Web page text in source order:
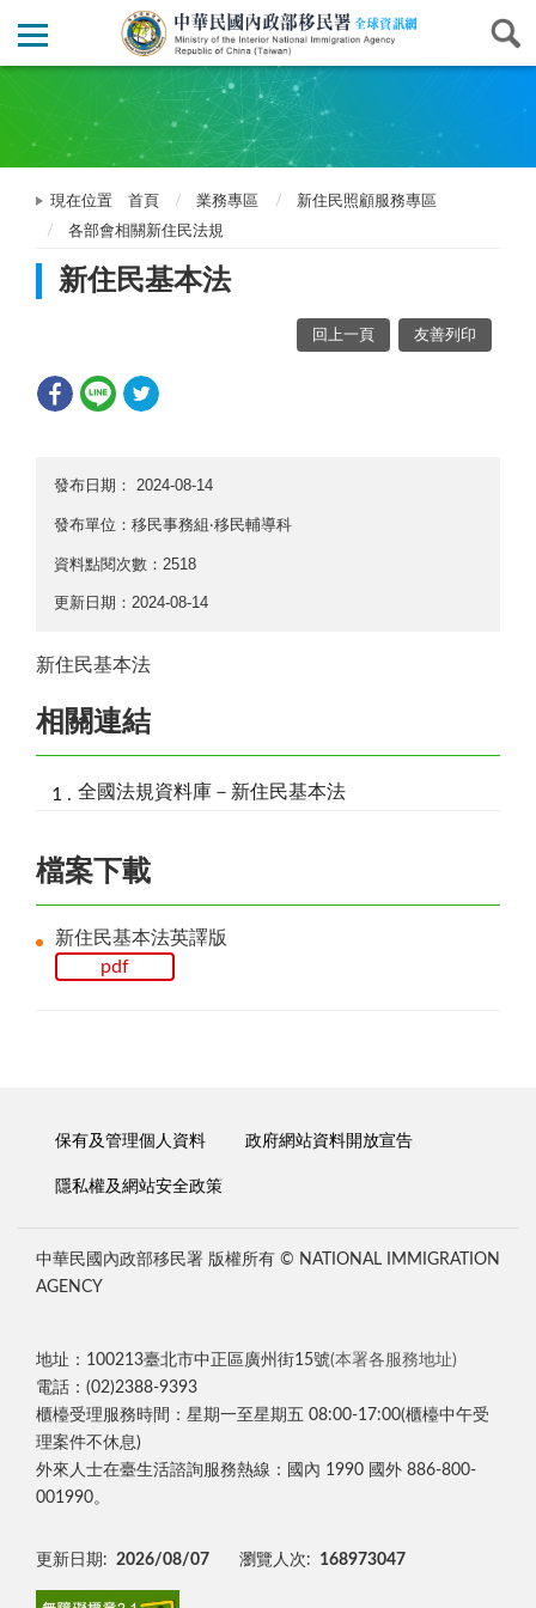
現在位置 首頁 業務專區
新住民照顧服務專區
各部會相關新住民法規
新住民基本法
回上一頁 友善列印
發布日期： 2024-08-14
發布單位：移民事務組‧移民輔導科
資料點閱次數：2518
更新日期：2024-08-14
新住民基本法
相關連結
全國法規資料庫－新住民基本法
檔案下載
新住民基本法英譯版
pdf
保有及管理個人資料 政府網站資料開放宣告
隱私權及網站安全政策
中華民國內政部移民署 版權所有 © NATIONAL IMMIGRATION
AGENCY
地址：100213臺北市中正區廣州街15號(本署各服務地址)
電話：(02)2388-9393
櫃檯受理服務時間：星期一至星期五 08:00-17:00(櫃檯中午受
理案件不休息)
外來人士在臺生活諮詢服務熱線：國內 1990 國外 886-800-
001990。
更新日期: 2026/08/07 瀏覽人次: 168973047